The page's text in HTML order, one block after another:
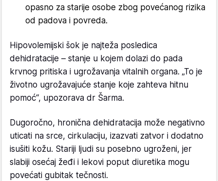
opasno za starije osobe zbog povećanog rizika
od padova i povreda.
Hipovolemijski šok je najteža posledica
dehidratacije – stanje u kojem dolazi do pada
krvnog pritiska i ugrožavanja vitalnih organa. „To je
životno ugrožavajuće stanje koje zahteva hitnu
pomoć“, upozorava dr Šarma.
Dugoročno, hronična dehidratacija može negativno
uticati na srce, cirkulaciju, izazvati zatvor i dodatno
isušiti kožu. Stariji ljudi su posebno ugroženi, jer
slabiji osećaj žeđi i lekovi poput diuretika mogu
povećati gubitak tečnosti.